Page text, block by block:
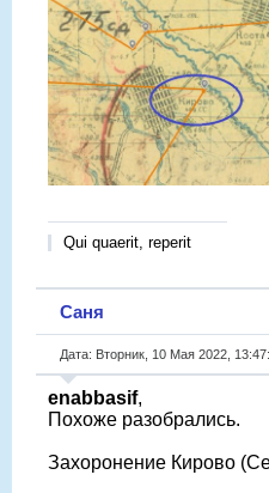
Qui quaerit, reperit
Саня
Дата: Вторник, 10 Мая 2022,
enabbasif,
Похоже разобрались.
Захоронение Кирово